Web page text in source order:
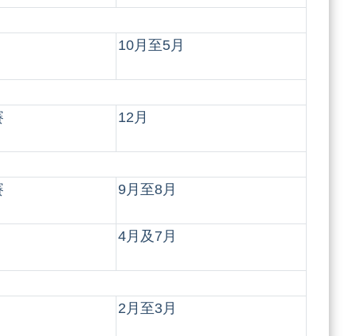
10月至5月
12月
9月至8月
4月及7月
2月至3月